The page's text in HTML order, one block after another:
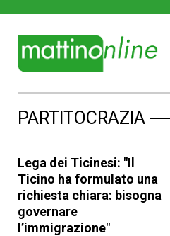
PARTITOCRAZIA
Lega dei Ticinesi: "Il
Ticino ha formulato una
richiesta chiara: bisogna
governare
l’immigrazione"